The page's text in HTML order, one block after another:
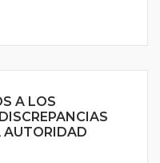
A LOS
AUTORIDAD